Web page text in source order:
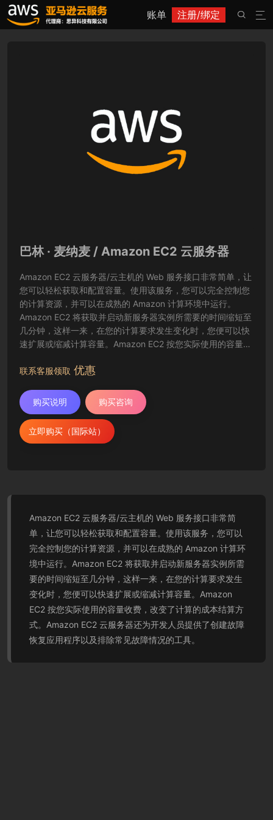
账单 注册/绑定 

巴林 · 麦纳麦 / Amazon EC2 云服务器
Amazon EC2 云服务器/云主机的 Web 服务接口非常简单，让
您可以轻松获取和配置容量。使用该服务，您可以完全控制您
的计算资源，并可以在成熟的 Amazon 计算环境中运行。
Amazon EC2 将获取并启动新服务器实例所需要的时间缩短至
几分钟，这样一来，在您的计算要求发生变化时，您便可以快
速扩展或缩减计算容量。Amazon EC2 按您实际使用的容量收
开发人员提供了创建故障恢复应用程序以及排除常见故障情况
联系客服领取 优惠
购买说明 购买咨询
立即购买（国际站）
Amazon EC2 云服务器/云主机的 Web 服务接口非常简
单，让您可以轻松获取和配置容量。使用该服务，您可以
完全控制您的计算资源，并可以在成熟的 Amazon 计算环
境中运行。Amazon EC2 将获取并启动新服务器实例所需
要的时间缩短至几分钟，这样一来，在您的计算要求发生
变化时，您便可以快速扩展或缩减计算容量。Amazon
EC2 按您实际使用的容量收费，改变了计算的成本结算方
式。Amazon EC2 云服务器还为开发人员提供了创建故障
恢复应用程序以及排除常见故障情况的工具。